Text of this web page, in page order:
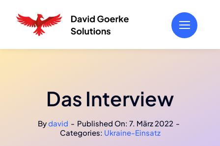
Inhalt
springen
Das Interview
Bydavid - Published On: 7. März 2022 -
Categories: Ukraine-Einsatz